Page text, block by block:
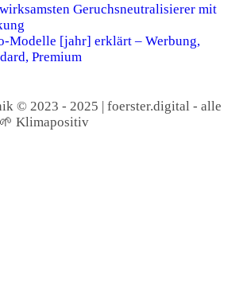
Geruchsneutralisierer mit
Modelle [jahr] erklärt – Werbung,
Premium
© 2023 - 2025 | foerster.digital - alle
Klimapositiv